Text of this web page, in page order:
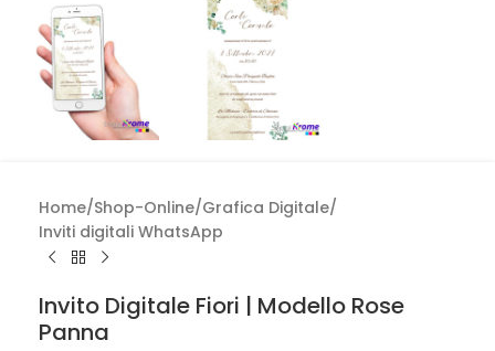
Home/Shop-Online/Grafica Digitale/
Inviti digitali WhatsApp
Invito Digitale Fiori | Modello Rose
Panna